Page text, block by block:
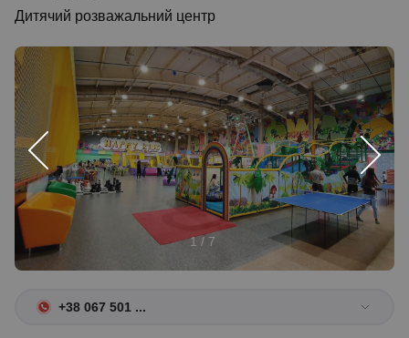
Дитячий розважальний центр
1 / 7
+38 067 501 ...